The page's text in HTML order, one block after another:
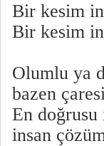
Bir kesim
Bir kesim
Olumlu ya
bazen
En doğrusu
insan